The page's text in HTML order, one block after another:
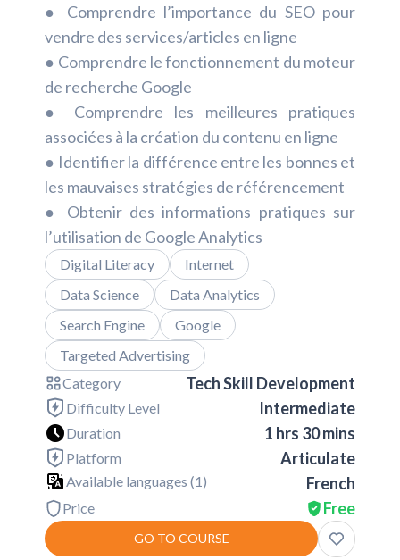
● Comprendre l’importance du SEO pour
vendre des services/articles en ligne
● Comprendre le fonctionnement du moteur
de recherche Google
● Comprendre les meilleures pratiques
associées à la création du contenu en ligne
● Identifier la différence entre les bonnes et
les mauvaises stratégies de référencement
● Obtenir des informations pratiques sur
l’utilisation de Google Analytics
Digital Literacy
Internet
Data Science
Data Analytics
Search Engine
Google
Targeted Advertising
Category
Tech Skill Development
Difficulty Level Intermediate
Duration 1 hrs 30 mins
Platform Articulate
Available languages (1) French
Price Free
GO TO COURSE